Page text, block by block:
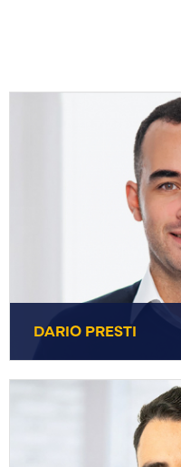
DARIO PRESTI
Metallmanagement